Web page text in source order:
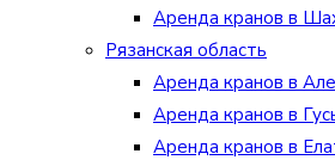
Аренда кранов в
Рязанская область
Аренда кранов в
Аренда кранов в
Аренда кранов в